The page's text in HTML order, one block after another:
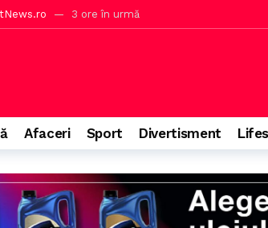
disperate 6 ore în urmă
o oră în urmă
Afaceri Sport Divertisment